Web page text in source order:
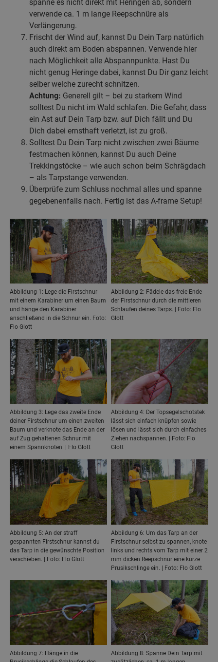
spanne es nicht direkt mit Heringen ab, sondern
verwende ca. 1 m lange Reepschnüre als
Verlängerung.
Frischt der Wind auf, kannst Du Dein Tarp natürlich
auch direkt am Boden abspannen. Verwende hier
nach Möglichkeit alle Abspannpunkte. Hast Du
nicht genug Heringe dabei, kannst Du Dir ganz leicht
selber welche zurecht schnitzen.
Achtung: Generell gilt – bei zu starkem Wind
solltest Du nicht im Wald schlafen. Die Gefahr, dass
ein Ast auf Dein Tarp bzw. auf Dich fällt und Du
Dich dabei ernsthaft verletzt, ist zu groß.
Solltest Du Dein Tarp nicht zwischen zwei Bäume
festmachen können, kannst Du auch Deine
Trekkingstöcke – wie auch schon beim Schrägdach
– als Tarpstange verwenden.
Überprüfe zum Schluss nochmal alles und spanne
gegebenenfalls nach. Fertig ist das A-frame Setup!
Abbildung 1: Lege die Firstschnur
mit einem Karabiner um einen Baum
und hänge den Karabiner
anschließend in die Schnur ein. Foto:
Flo Glott
Abbildung 2: Fädele das freie Ende
der Firstschnur durch die mittleren
Schlaufen deines Tarps. | Foto: Flo
Glott
Abbildung 3: Lege das zweite Ende
deiner Firstschnur um einen zweiten
Baum und verknote das Ende an der
auf Zug gehaltenen Schnur mit
einem Spannknoten. | Flo Glott
Abbildung 4: Der Topsegelschotstek
lässt sich einfach knüpfen sowie
lösen und lässt sich durch einfaches
Ziehen nachspannen. | Foto: Flo
Glott
Abbildung 5: An der straff
gespannten Firstschnur kannst du
das Tarp in die gewünschte Position
verschieben. | Foto: Flo Glott
Abbildung 6: Um das Tarp an der
Firstschnur selbst zu spannen, knote
links und rechts vom Tarp mit einer 2
mm dicken Reepschnur eine kurze
Prusikschlinge ein. | Foto: Flo Glott
Abbildung 7: Hänge in die
Abbildung 8: Spanne Dein Tarp mit